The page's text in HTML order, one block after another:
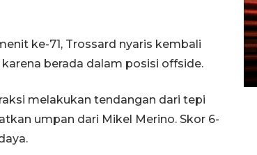
ke-71, Trossard nyaris kembali
berada dalam posisi offside.
melakukan tendangan dari tepi
umpan dari Mikel Merino. Skor 6-
Tengah
22 July 2026 17:18 WIB